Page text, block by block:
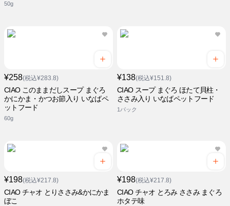
50g
¥258(税込¥283.8)
CIAO このままだしスープ まぐろ
かにかま・かつお節入り いなばペ
ットフード
60g
¥138(税込¥151.8)
CIAO スープ まぐろ ほたて貝柱・
ささみ入り いなばペットフード
1パック
¥198(税込¥217.8)
CIAO チャオ とりささみ&かにかま
ぼこ
¥198(税込¥217.8)
CIAO チャオ とろみ ささみ まぐろ
ホタテ味